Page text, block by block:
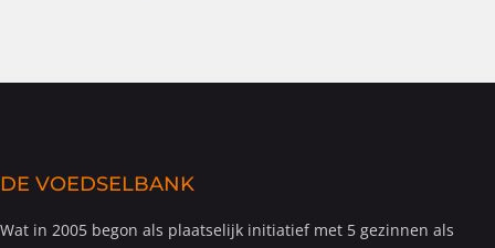
DE VOEDSELBANK
Wat in 2005 begon als plaatselijk initiatief met 5 gezinnen als